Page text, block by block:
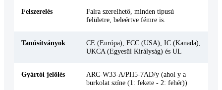
Felszerelés
Falra szerelhető, minden típusú
felületre, beleértve fémre is.
Tanúsítványok
CE (Európa), FCC (USA), IC (Kanada),
UKCA (Egyesül Királyság) és UL
Gyártói jelölés
ARC-W33-A/PH5-7AD/y (ahol y a
burkolat színe (1: fekete - 2: fehér))